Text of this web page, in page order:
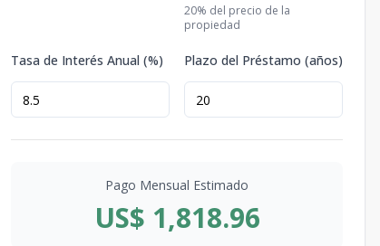
20% del precio de la
propiedad
Tasa de Interés Anual (%) Plazo del Préstamo (años)
Pago Mensual Estimado
US$ 1,818.96